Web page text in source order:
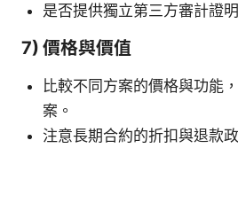
是否提供獨立第三方審計證
7) 價格與價值
比較不同方案的價格與功能
案。
注意長期合約的折扣與退款政